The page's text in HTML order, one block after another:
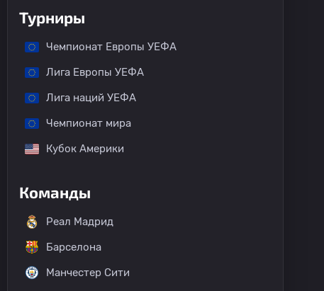
Турниры
Чемпионат Европы УЕФА
Лига Европы УЕФА
Лига наций УЕФА
Чемпионат мира
Кубок Америки
Команды
Реал Мадрид
Барселона
Манчестер Сити